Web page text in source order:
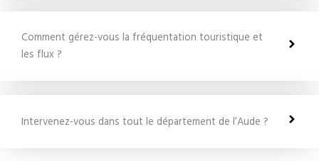
Comment gérez-vous la fréquentation touristique et
les flux ?
Intervenez-vous dans tout le département de l’Aude ?